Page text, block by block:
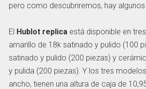
pero como descubriremos, hay algunos
El Hublot replica está disponible en
amarillo de 18k satinado y pulido (100
satinado y pulido (200 piezas) y
y pulida (200 piezas). Y los tres
ancho, tienen una altura de caja de